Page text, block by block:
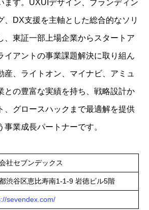
ます。UXUIデザイン、ブランディン
、DX支援を主軸とした総合的なソリ
、東証一部上場企業からスタートア
イアントの事業課題解決に取り組ん
産、ライトオン、マイナビ、アミュ
との豊富な実績を持ち、戦略設計か
、グロースハックまで最適解を提供
業成長パートナーです。
社セブンデックス
渋谷区恵比寿南1-1-9 岩徳ビル5階
sevendex.com/